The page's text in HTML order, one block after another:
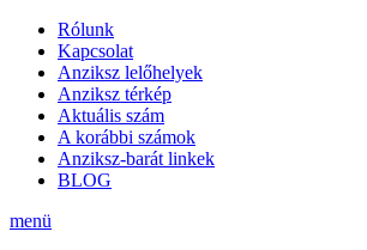
Rólunk
Kapcsolat
Anziksz lelőhelyek
Anziksz térkép
Aktuális szám
A korábbi számok
Anziksz-barát linkek
BLOG
menü